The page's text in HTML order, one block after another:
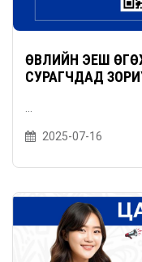
ӨВЛИЙН ЭЕШ
СУРАГЧДАД
2025-07-16